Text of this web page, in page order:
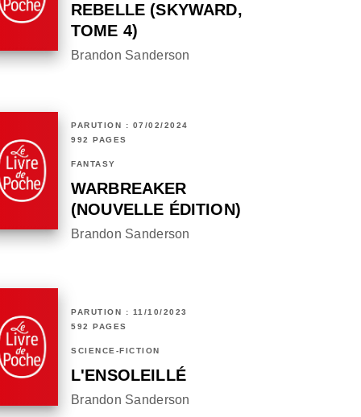
REBELLE (SKYWARD,
TOME 4)
Brandon Sanderson
PARUTION : 07/02/2024
992 PAGES
FANTASY
WARBREAKER
(NOUVELLE ÉDITION)
Brandon Sanderson
PARUTION : 11/10/2023
592 PAGES
SCIENCE-FICTION
L'ENSOLEILLÉ
Brandon Sanderson